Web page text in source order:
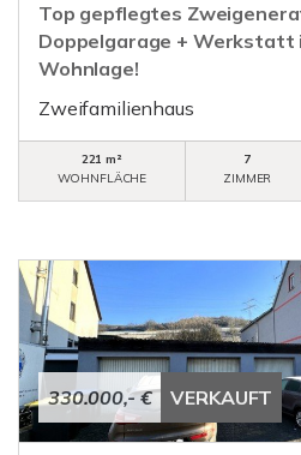
Top gepflegtes
Doppelgarage + Werkstatt
Wohnlage!
Zweifamilienhaus
221 m²
WOHNFLÄCHE
7
ZIMMER
330.000,- € VERKAUFT